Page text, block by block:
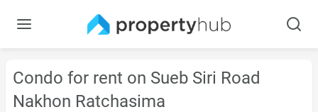
Condo for rent on Sueb Siri Road
Nakhon Ratchasima